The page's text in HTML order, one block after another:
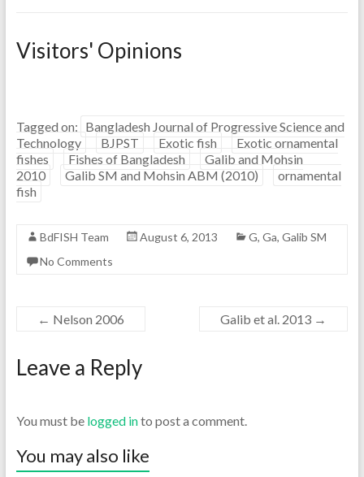
Visitors' Opinions
Tagged on: Bangladesh Journal of Progressive Science and
Technology
BJPST Exotic fish
Exotic ornamental
fishes
Fishes of Bangladesh
Galib and Mohsin
2010
Galib SM and Mohsin ABM (2010)
ornamental
fish
BdFISH Team August 6, 2013 G, Ga, Galib SM
No Comments
← Nelson 2006 Galib et al. 2013 →
Leave a Reply
You must be logged into post a comment.
You may also like